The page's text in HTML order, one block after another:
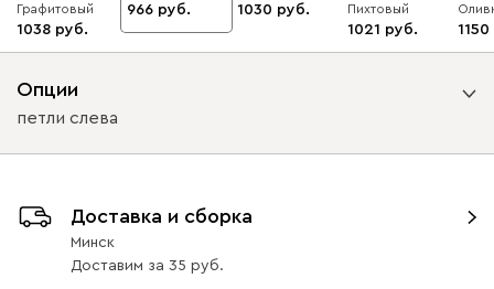
Графитовый
1038
966 1030
Пихтовый
1021 1150
Опции
петли слева
петли слева петли справа
Доставка и сборка
Минск
Доставим за 35